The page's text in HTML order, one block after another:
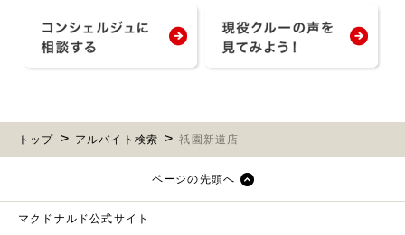
トップ アルバイト検索 祇園新道店
ページの先頭へ
マクドナルド公式サイト